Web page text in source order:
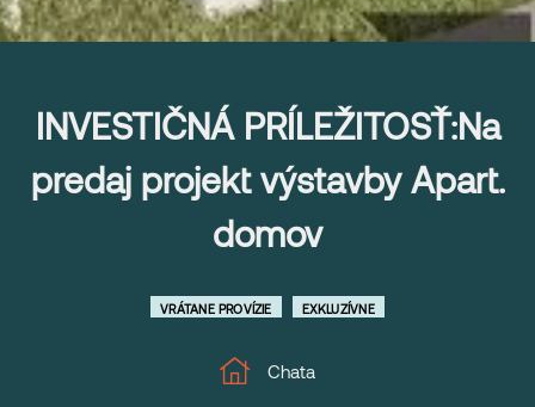
INVESTIČNÁ PRÍLEŽITOSŤ:Na
predaj projekt výstavby Apart.
domov
VRÁTANE PROVÍZIE EXKLUZÍVNE
Chata